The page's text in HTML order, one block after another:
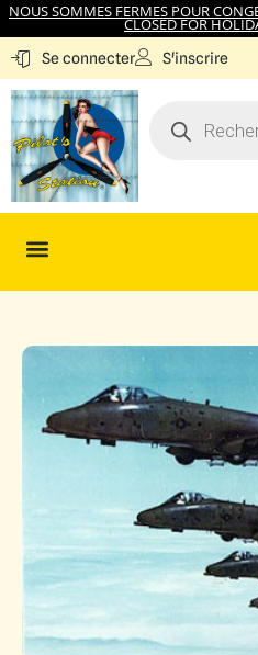
NOUS SOMMES FERMES POUR
CLOSED FOR
Se connecter S'inscrire